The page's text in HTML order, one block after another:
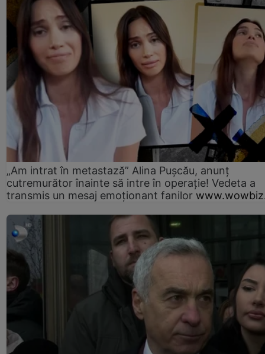
„Am intrat în metastază” Alina Pușcău, anunț
cutremurător înainte să intre în operație! Vedeta a
transmis un mesaj emoționant fanilor